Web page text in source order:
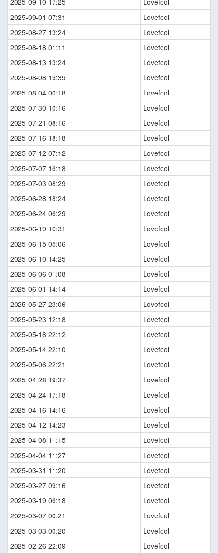
2025-09-10 17:25
Lovefool
2025-09-01 07:31
Lovefool
2025-08-27 13:24
Lovefool
2025-08-18 01:11
Lovefool
2025-08-13 13:24
Lovefool
2025-08-08 19:39
Lovefool
2025-08-04 00:18
Lovefool
2025-07-30 10:16
Lovefool
2025-07-21 08:16
Lovefool
2025-07-16 18:18
Lovefool
2025-07-12 07:12
Lovefool
2025-07-07 16:18
Lovefool
2025-07-03 08:29
Lovefool
2025-06-28 18:24
Lovefool
2025-06-24 06:29
Lovefool
2025-06-19 16:31
Lovefool
2025-06-15 05:06
Lovefool
2025-06-10 14:25
Lovefool
2025-06-06 01:08
Lovefool
2025-06-01 14:14
Lovefool
2025-05-27 23:06
Lovefool
2025-05-23 12:18
Lovefool
2025-05-18 22:12
Lovefool
2025-05-14 22:10
Lovefool
2025-05-06 22:21
Lovefool
2025-04-28 19:37
Lovefool
2025-04-24 17:18
Lovefool
2025-04-16 14:16
Lovefool
2025-04-12 14:23
Lovefool
2025-04-08 11:15
Lovefool
2025-04-04 11:27
Lovefool
2025-03-31 11:20
Lovefool
2025-03-27 09:16
Lovefool
2025-03-19 06:18
Lovefool
2025-03-07 00:21
Lovefool
2025-03-03 00:20
Lovefool
2025-02-26 22:09
Lovefool